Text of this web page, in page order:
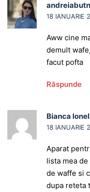
18 IANUARIE
Aww cine
demult
facut pofta
Răspunde
Bianca
18 IANUARIE
Aparat
lista mea
de waffe si
dupa reteta